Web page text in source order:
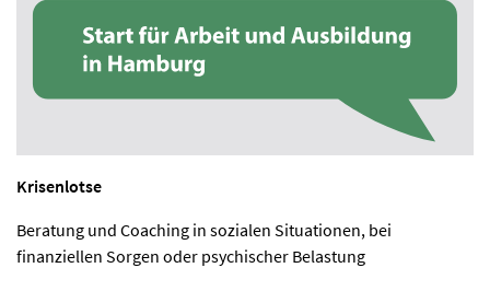
Krisenlotse
Beratung und Coaching in sozialen Situationen, bei
finanziellen Sorgen oder psychischer Belastung